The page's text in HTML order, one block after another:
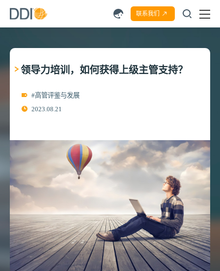
联系我们
领导力培训，如何获得上级主管支持？
#高管评鉴与发展
2023.08.21